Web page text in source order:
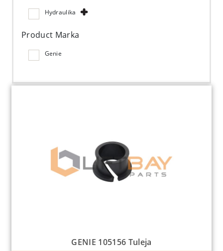
Hydraulika
Product Marka
Genie
GENIE 105156 Tuleja